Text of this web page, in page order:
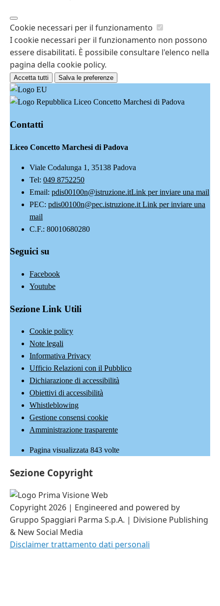
Cookie necessari per il funzionamento
I cookie necessari per il funzionamento non possono
essere disabilitati. È possibile consultare l'elenco nella
pagina della cookie policy.
Accetta tutti Salva le preferenze
Liceo Concetto Marchesi di Padova
Contatti
Liceo Concetto Marchesi di Padova
Viale Codalunga 1, 35138 Padova
Tel: 049 8752250
Email: pdis00100n@istruzione.itLink per inviare una mail
PEC: pdis00100n@pec.istruzione.it Link per inviare una
mail
C.F.: 80010680280
Seguici su
Facebook
Youtube
Sezione Link Utili
Cookie policy
Note legali
Informativa Privacy
Ufficio Relazioni con il Pubblico
Dichiarazione di accessibilità
Obiettivi di accessibilità
Whistleblowing
Gestione consensi cookie
Amministrazione trasparente
Pagina visualizzata 843 volte
Sezione Copyright
Copyright 2026 | Engineered and powered by
Gruppo Spaggiari Parma S.p.A. | Divisione Publishing
& New Social Media
Disclaimer trattamento dati personali